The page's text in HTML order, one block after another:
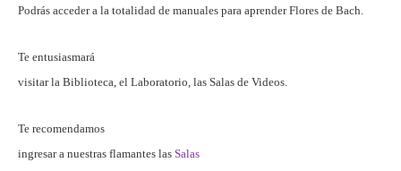
Podrás acceder a la totalidad de manuales para aprender Flores de Bach.
Te entusiasmará
visitar la Biblioteca, el Laboratorio, las Salas de Videos.
Te recomendamos
ingresar a nuestras flamantes las Salas